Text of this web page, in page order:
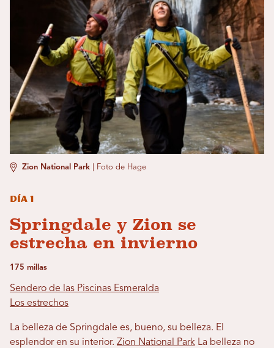
Zion National Park Foto de Hage
Día 1
Springdale y Zion se
estrecha en invierno
175 millas
Sendero de las Piscinas Esmeralda
Los estrechos
La belleza de Springdale es, bueno, su belleza. El
esplendor en su interior. Zion National Park La belleza no